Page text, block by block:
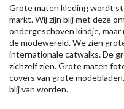
Grote maten kleding wordt
markt. Wij zijn blij met deze
ondergeschoven kindje,
de modewereld. We zien
internationale catwalks. De
zichzelf zien. Grote maten
covers van grote
blij van worden.